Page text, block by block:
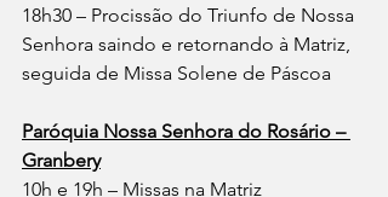
18h30 – Procissão do Triunfo de Nossa
Senhora saindo e retornando à Matriz,
seguida de Missa Solene de Páscoa
Paróquia Nossa Senhora do Rosário –
Granbery
10h e 19h – Missas na Matriz